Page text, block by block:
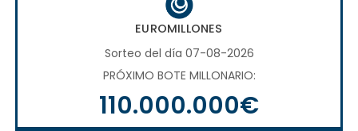
EUROMILLONES
Sorteo del día 07-08-2026
PRÓXIMO BOTE MILLONARIO:
110.000.000€